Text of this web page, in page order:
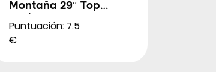
Montaña 29″ Top
Puntuación: 7.5
€